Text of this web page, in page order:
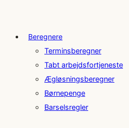
Beregnere
Terminsberegner
Tabt arbejdsfortjeneste
Ægløsningsberegner
Børnepenge
Barselsregler